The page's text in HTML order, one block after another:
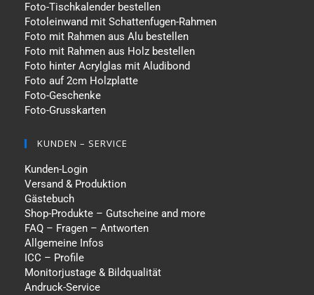
Foto-Tischkalender bestellen
Fotoleinwand mit Schattenfugen-Rahmen
Foto mit Rahmen aus Alu bestellen
Foto mit Rahmen aus Holz bestellen
Foto hinter Acrylglas mit Aludibond
Foto auf 2cm Holzplatte
Foto-Geschenke
Foto-Grusskarten
KUNDEN – SERVICE
Kunden-Login
Versand & Produktion
Gästebuch
Shop-Produkte – Gutscheine and more
FAQ – Fragen – Antworten
Allgemeine Infos
ICC – Profile
Monitorjustage & Bildqualität
Andruck-Service